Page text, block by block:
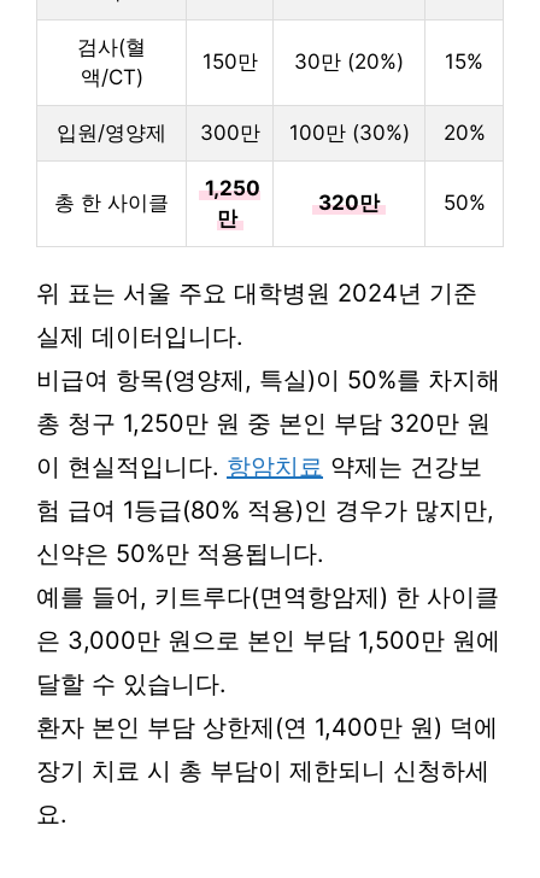
검사(혈
액/CT)
150만 30만 (20%) 15%
입원/영양제 300만 100만 (30%) 20%
총 한 사이클
1,250
만
320만 50%
위 표는 서울 주요 대학병원 2024년 기준
실제 데이터입니다.
비급여 항목(영양제, 특실)이 50%를 차지해
총 청구 1,250만 원 중 본인 부담 320만 원
이 현실적입니다. 항암치료 약제는 건강보
험 급여 1등급(80% 적용)인 경우가 많지만,
신약은 50%만 적용됩니다.
예를 들어, 키트루다(면역항암제) 한 사이클
은 3,000만 원으로 본인 부담 1,500만 원에
달할 수 있습니다.
환자 본인 부담 상한제(연 1,400만 원) 덕에
장기 치료 시 총 부담이 제한되니 신청하세
요.